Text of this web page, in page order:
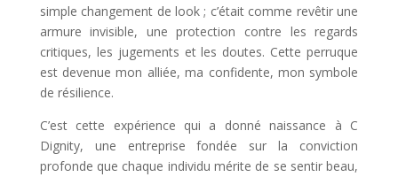
simple changement de look ; c’était comme revêtir une
armure invisible, une protection contre les regards
critiques, les jugements et les doutes. Cette perruque
est devenue mon alliée, ma confidente, mon symbole
de résilience.
C’est cette expérience qui a donné naissance à C
Dignity, une entreprise fondée sur la conviction
profonde que chaque individu mérite de se sentir beau,